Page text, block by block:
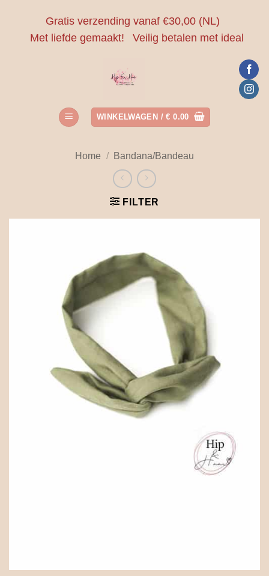
Gratis verzending vanaf €30,00 (NL)
Met liefde gemaakt!
Veilig betalen met ideal
WINKELWAGEN /€ 0.00
Home / Bandana/Bandeau
FILTER